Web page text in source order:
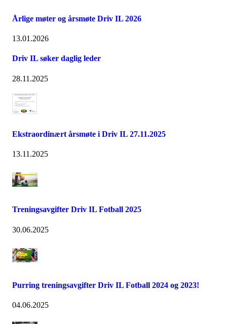
Årlige møter og årsmøte Driv IL 2026
13.01.2026
Driv IL søker daglig leder
28.11.2025
Ekstraordinært årsmøte i Driv IL 27.11.2025
13.11.2025
Treningsavgifter Driv IL Fotball 2025
30.06.2025
Purring treningsavgifter Driv IL Fotball 2024 og 2023!
04.06.2025